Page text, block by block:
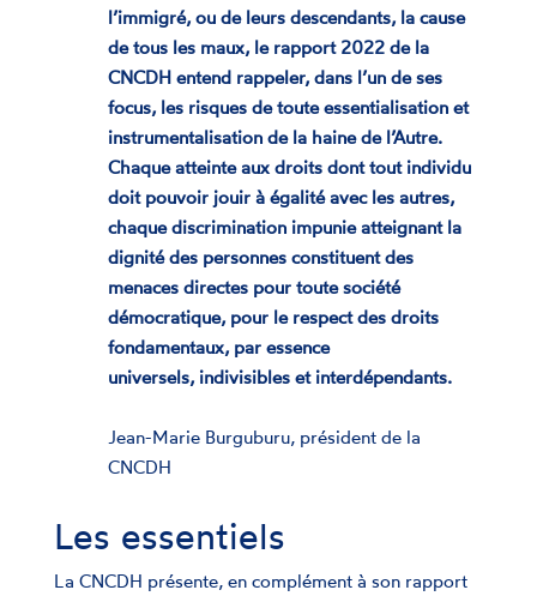
l’immigré, ou de leurs descendants, la cause
de tous les maux, le rapport 2022 de la
CNCDH entend rappeler, dans l’un de ses
focus, les risques de toute essentialisation et
instrumentalisation de la haine de l’Autre.
Chaque atteinte aux droits dont tout individu
doit pouvoir jouir à égalité avec les autres,
chaque discrimination impunie atteignant la
dignité des personnes constituent des
menaces directes pour toute société
démocratique, pour le respect des droits
fondamentaux, par essence
universels, indivisibles et interdépendants.
Jean-Marie Burguburu, président de la
CNCDH
Les essentiels
La CNCDH présente, en complément à son rapport